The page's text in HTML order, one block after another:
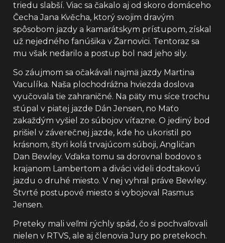
triedu slabší. Viac sa čakalo aj od skoro domáceho
Čecha Jana Kvěcha, ktorý svojim dravým
spôsobom jazdy a kamarátskym prístupom, získal
už nejedného fanúšika v Žarnovici. Tentoraz sa
mu však nedarilo a postup bol nad jeho sily.
So záujmom sa očakávali najmä jazdy Martina
Vaculíka. Naša plochodrážna hviezda doslova
vyučovala tie zahraničné. Na päty mu síce trochu
stúpal v piatej jazde Dán Jensen, no Maťo
zakaždým vyšiel zo súbojov víťazne. O jediný bod
prišiel v záverečnej jazde, kde ho ukoristil po
krásnom, štyri kolá trvajúcom súboji, Angličan
Dan Bewley. Vďaka tomu sa dorovnal bodovo s
krajanom Lambertom a diváci videli dodtakovú
jazdu o druhé miesto. V nej vyhral práve Bewley.
Štvrté postupové miesto si vybojoval Rasmus
Jensen.
Preteky mali veľmi rýchly spád, čo si pochvaľovali
nielen v RTVS, ale aj členovia Jury po pretekoch.